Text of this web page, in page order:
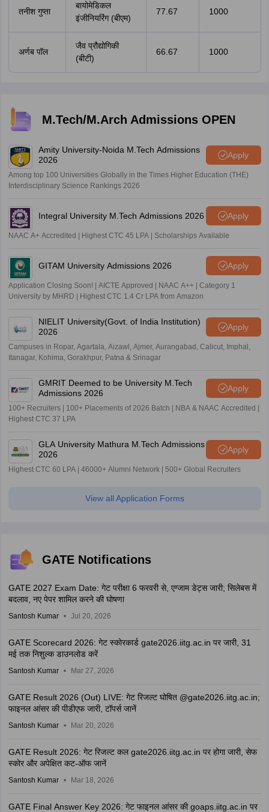
तनीश गुप्ता
बायोमेडिकल
इंजीनियरिंग (बीएम)
77.67 1000
अर्णब पॉल
जैव प्रौद्योगिकी
(बीटी)
66.67 1000
M.Tech/M.Arch Admissions OPEN
Amity University-Noida M.Tech Admissions
2026
Apply
Among top 100 Universities Globally in the Times Higher Education (THE)
Interdisciplinary Science Rankings 2026
Integral University M.Tech Admissions 2026 Apply
NAAC A+ Accredited | Highest CTC 45 LPA | Scholarships Available
GITAM University Admissions 2026 Apply
Application Closing Soon! | AICTE Approved | NAAC A++ | Category 1
University by MHRD | Highest CTC 1.4 Cr LPA from Amazon
NIELIT University(Govt. of India Institution)
2026
Apply
Campuses in Ropar, Agartala, Aizawl, Ajmer, Aurangabad, Calicut, Imphal,
Itanagar, Kohima, Gorakhpur, Patna & Srinagar
GMRIT Deemed to be University M.Tech
Admissions 2026
Apply
100+ Recruiters | 100+ Placements of 2026 Batch | NBA & NAAC Accredited |
Highest CTC 37 LPA
GLA University Mathura M.Tech Admissions
2026
Apply
Highest CTC 60 LPA | 46000+ Alumni Network | 500+ Global Recruiters
View all Application Forms
GATE Notifications
GATE 2027 Exam Date: गेट परीक्षा 6 फरवरी से, एग्जाम डेट्स जारी; सिलेबस में
बदलाव, नए पेपर शामिल करने की घोषणा
Santosh Kumar Jul 20, 2026
GATE Scorecard 2026: गेट स्कोरकार्ड gate2026.iitg.ac.in पर जारी, 31
मई तक निशुल्क डाउनलोड करें
Santosh Kumar Mar 27, 2026
GATE Result 2026 (Out) LIVE: गेट रिजल्ट घोषित @gate2026.iitg.ac.in;
फाइनल आंसर की पीडीएफ जारी, टॉपर्स जानें
Santosh Kumar Mar 20, 2026
GATE Result 2026: गेट रिजल्ट कल gate2026.iitg.ac.in पर होगा जारी, सेफ
स्कोर और अपेक्षित कट-ऑफ जानें
Santosh Kumar Mar 18, 2026
GATE Final Answer Key 2026: गेट फाइनल आंसर की goaps.iitg.ac.in पर